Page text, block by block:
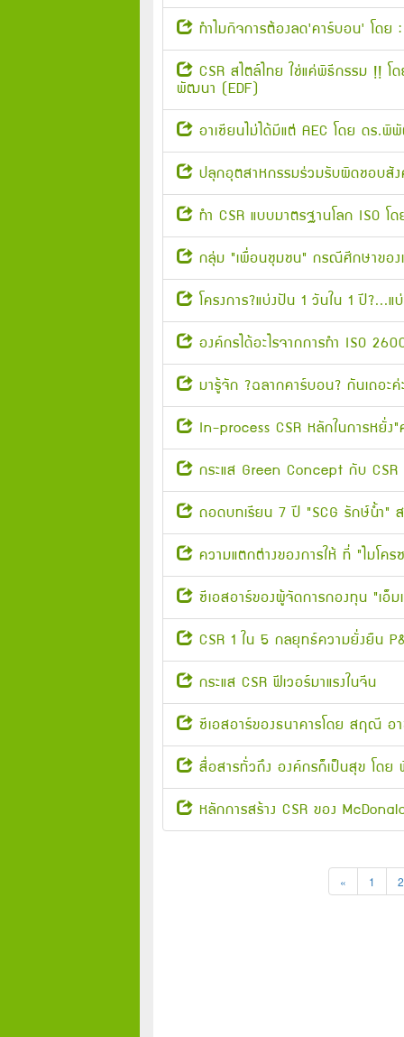
ทำไมกิจการต้องลด'คาร์บอน' โด
CSR สไตล์ไทย ใช่แค่พิธีกรรม !!
พัฒนา (EDF)
อาเซียนไม่ได้มีแต่ AEC โดย ดร.
ปลุกอุตสาหกรรมร่วมรับผิดชอบสัง
ทำ CSR แบบมาตรฐานโลก ISO
กลุ่ม "เพื่อนชุมชน" กรณีศีกษาของ
โครงการ?แบ่งปัน 1 วันใน 1 ปี?...
องค์กรได้อะไรจากการทำ ISO
มารู้จัก ?ฉลากคาร์บอน? กันเถอ
In-process CSR หลักในการหยั่
กระแส Green Concept กับ CSR
ถอดบทเรียน 7 ปี "SCG รักษ์น้ำ"
ความแตกต่างของการให้ ที่ "ไมโค
ซีเอสอาร์ของผู้จัดการกองทุน "เอ็
CSR 1 ใน 5 กลยุทธ์ความยั่งยืน
กระแส CSR ฟีเวอร์มาแรงในจีน
ซีเอสอาร์ของธนาคารโดย สฤณี
สื่อสารทั่วถึง องค์กรก็เป็นสุข โด
หลักการสร้าง CSR ของ
« 1 2